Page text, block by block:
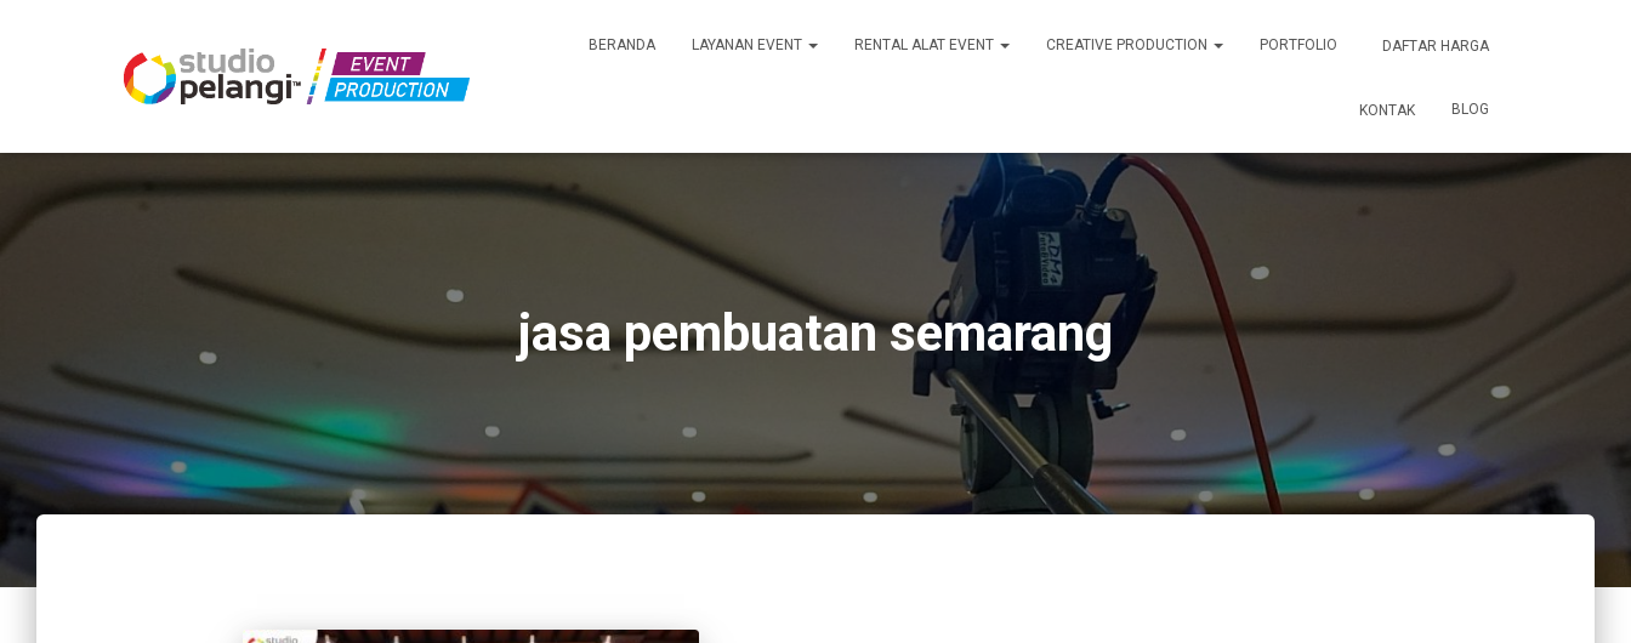
BERANDA LAYANAN EVENT RENTAL ALAT EVENT CREATIVE PRODUCTION PORTFOLIO DAFTAR HARGA
KONTAK BLOG
jasa pembuatan semarang